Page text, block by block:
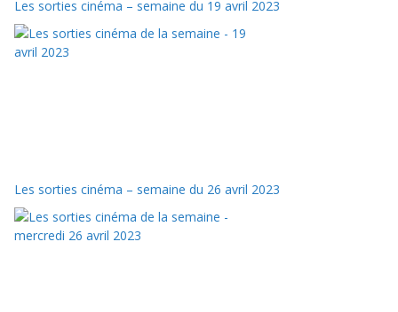
Les sorties cinéma – semaine du 19 avril 2023
Les sorties cinéma – semaine du 26 avril 2023